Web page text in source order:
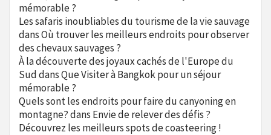
mémorable ?
Les safaris inoubliables du tourisme de la vie sauvage
dansOù trouver les meilleurs endroits pour observer
des chevaux sauvages ?
À la découverte des joyaux cachés de l'Europe du
SuddansQue Visiter à Bangkok pour un séjour
mémorable ?
Quels sont les endroits pour faire du canyoning en
montagne?dans Envie de relever des défis ?
Découvrez les meilleurs spots de coasteering !